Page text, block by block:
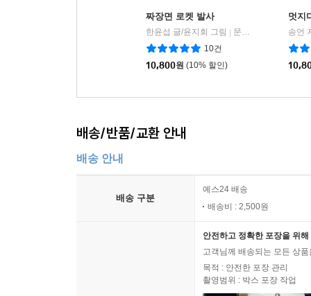
짜장면 로켓 발사
한윤섭 글/윤지회 그림
문학동네
10건
10,800원 (10% 할인)
멋지
송언
배송/반품/교환 안내
배송 안내
배송 구분
예스24 배송
배송비 : 2,500원
안전하고 정확한 포장을 위
고객님께 배송되는 모든 상
목적 : 안전한 포장 관리
촬영범위 : 박스 포장 작업